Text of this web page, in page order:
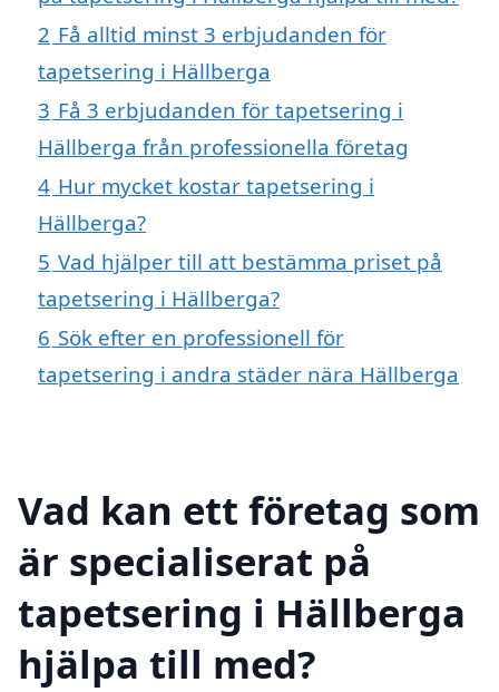
2 Få alltid minst 3 erbjudanden för
tapetsering i Hällberga
3 Få 3 erbjudanden för tapetsering i
Hällberga från professionella företag
4 Hur mycket kostar tapetsering i
Hällberga?
5 Vad hjälper till att bestämma priset på
tapetsering i Hällberga?
6 Sök efter en professionell för
tapetsering i andra städer nära Hällberga
Vad kan ett företag som
är specialiserat på
tapetsering i Hällberga
hjälpa till med?